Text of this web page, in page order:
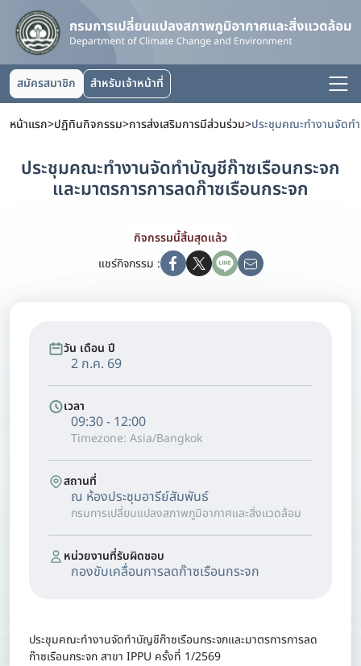
สมัครสมาชิก สำหรับเจ้าหน้าที่
หน้าแรก>ปฏิทินกิจกรรม>การส่งเสริมการมีส่วนร่วม>
ประชุมคณะทำงานจัดทำบัญชีก๊าซเรือนกระจก
และมาตรการการลดก๊าซเรือนกระจก
กิจกรรมนี้สิ้นสุดแล้ว
แชร์กิจกรรม :
วัน เดือน ปี
2 ก.ค. 69
เวลา
09:30 - 12:00
Timezone: Asia/Bangkok
สถานที่
ณ ห้องประชุมอารีย์สัมพันธ์
กรมการเปลี่ยนแปลงสภาพภูมิอากาศและสิ่งแวดล้อม
หน่วยงานที่รับผิดชอบ
กองขับเคลื่อนการลดก๊าซเรือนกระจก
ประชุมคณะทำงานจัดทำบัญชีก๊าซเรือนกระจกและมาตรการการลด
ก๊าซเรือนกระจก สาขา IPPU ครั้งที่ 1/2569